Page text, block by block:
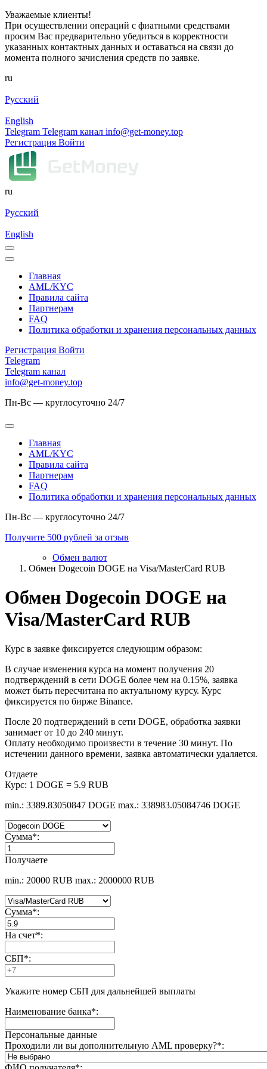
Уважаемые клиенты!
При осуществлении операций с фиатными средствами
просим Вас предварительно убедиться в корректности
указанных контактных данных и оставаться на связи до
момента полного зачисления средств по заявке.
ru
Русский
English
Telegram Telegram канал info@get-money.top
Регистрация Войти
ru
Русский
English
Главная
AML/KYC
Правила сайта
Партнерам
FAQ
Политика обработки и хранения персональных данных
Регистрация Войти
Telegram
Telegram канал
info@get-money.top
Пн-Вс — круглосуточно 24/7
Главная
AML/KYC
Правила сайта
Партнерам
FAQ
Политика обработки и хранения персональных данных
Пн-Вс — круглосуточно 24/7
Получите 500 рублей за отзыв
Обмен валют
Обмен Dogecoin DOGE на Visa/MasterCard RUB
Обмен Dogecoin DOGE на
Visa/MasterCard RUB
Курс в заявке фиксируется следующим образом:
В случае изменения курса на момент получения 20
подтверждений в сети DOGE более чем на 0.15%, заявка
может быть пересчитана по актуальному курсу. Курс
фиксируется по бирже Binance.
После 20 подтверждений в сети DOGE, обработка заявки
занимает от 10 до 240 минут.
Оплату необходимо произвести в течение 30 минут. По
истечении данного времени, заявка автоматически удаляется.
Отдаете
Курс: 1 DOGE = 5.9 RUB
min.: 3389.83050847 DOGE max.: 338983.05084746 DOGE
Сумма*:
Получаете
min.: 20000 RUB max.: 2000000 RUB
Сумма*:
На счет*:
СБП*:
Укажите номер СБП для дальнейшей выплаты
Наименование банка*:
Персональные данные
Проходили ли вы дополнительную AML проверку?*: